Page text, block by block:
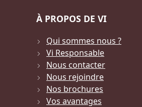
À PROPOS DE VI
Qui sommes nous ?
Vi Responsable
Nous contacter
Nous rejoindre
Nos brochures
Vos avantages